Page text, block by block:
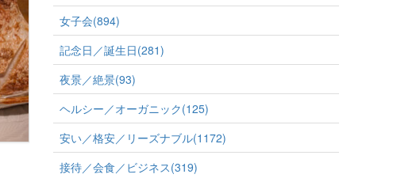
女子会(894)
記念日／誕生日(281)
夜景／絶景(93)
ヘルシー／オーガニック(125)
安い／格安／リーズナブル(1172)
接待／会食／ビジネス(319)